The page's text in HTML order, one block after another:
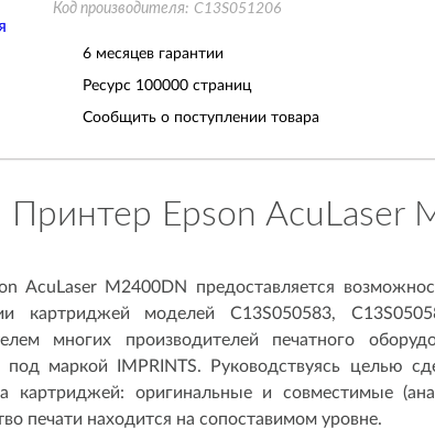
Код производителя: C13S051206
6 месяцев гарантии
Ресурс 100000 страниц
Сообщить о поступлении товара
Принтер Epson AcuLaser
AcuLaser M2400DN предоставляется
картриджей моделей C13S050583,
многих производителей печатного
под маркой IMPRINTS. Руководствуясь целью
картриджей: оригинальные и совместимые
печати находится на сопоставимом уровне.